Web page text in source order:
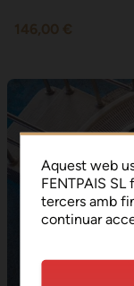
Aquest web
FENTPAIS
tercers amb
continuar